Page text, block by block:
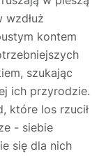
kontem
szukając
ich przyrodzie.
które los rzucił
- siebie
się dla nich